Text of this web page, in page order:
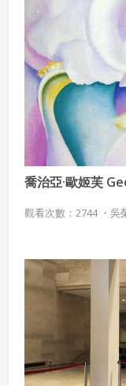
喬治亞·歐姬芙
觀看次數：2744 ・ 吳